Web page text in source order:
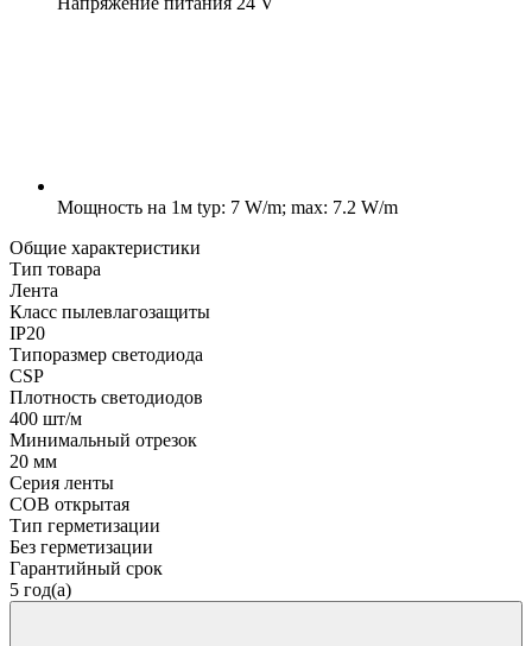
Мощность на 1м typ: 7 W/m; max: 7.2 W/m
Общие характеристики
Тип товара
Лента
Класс пылевлагозащиты
IP20
Типоразмер светодиода
CSP
Плотность светодиодов
400 шт/м
Минимальный отрезок
20 мм
Серия ленты
COB открытая
Тип герметизации
Без герметизации
Гарантийный срок
5 год(а)